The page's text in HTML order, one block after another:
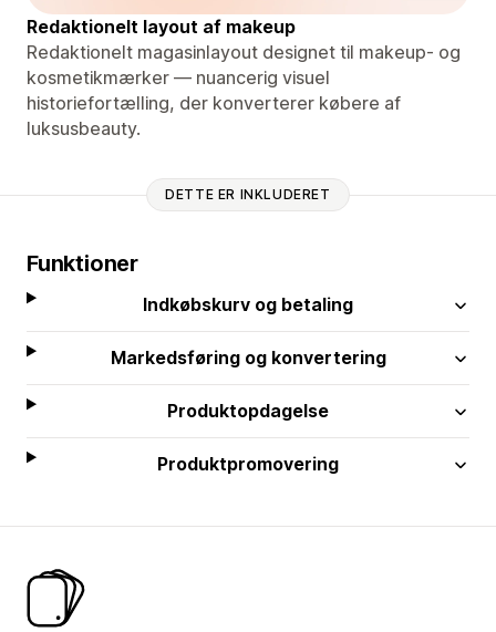
Redaktionelt layout af makeup
Redaktionelt magasinlayout designet til makeup- og
kosmetikmærker — nuancerig visuel
historiefortælling, der konverterer købere af
luksusbeauty.
DETTE ER INKLUDERET
Funktioner
Indkøbskurv og betaling
Markedsføring og konvertering
Produktopdagelse
Produktpromovering